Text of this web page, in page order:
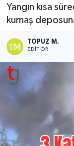
Yangın kısa
kumaş
TOPUZ M.
EDITÖR
TÜRKİYE